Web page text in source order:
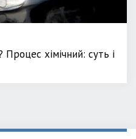
хімічний: суть і